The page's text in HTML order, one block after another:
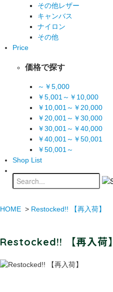
その他レザー
キャンバス
ナイロン
その他
Price
価格で探す
～￥5,000
￥5,001～￥10,000
￥10,001～￥20,000
￥20,001～￥30,000
￥30,001～￥40,000
￥40,001～￥50,001
￥50,001～
Shop List
HOME > Restocked!! 【再入荷】
Restocked!! 【再入荷】